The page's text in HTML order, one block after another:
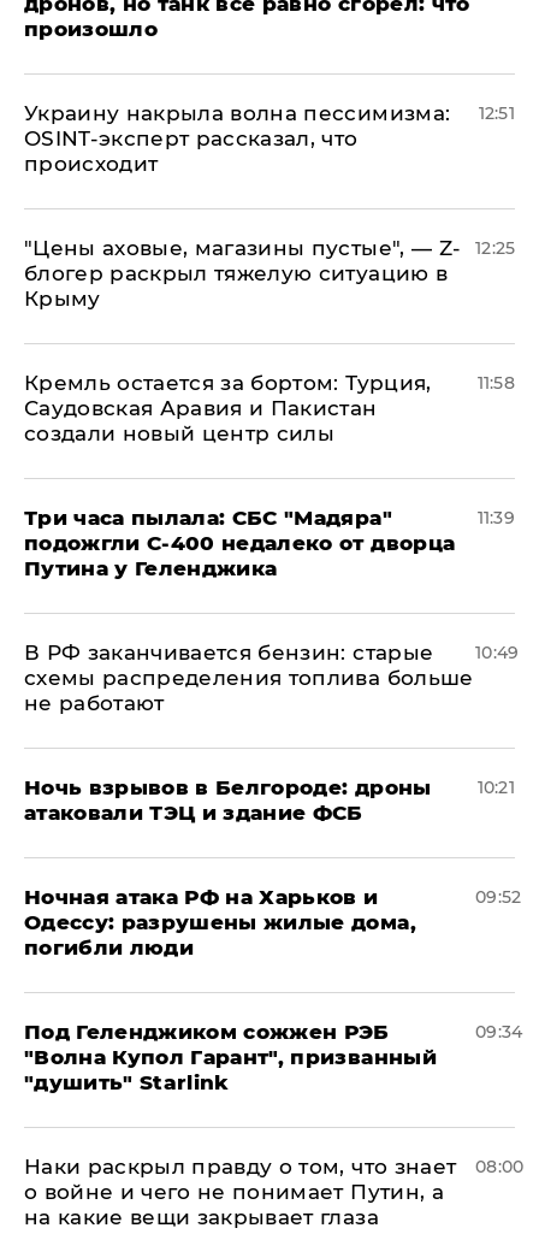
произошло
​Украину накрыла волна пессимизма:
OSINT-эксперт рассказал, что
происходит
12:51
​"Цены аховые, магазины пустые", — Z-
блогер раскрыл тяжелую ситуацию в
Крыму
12:25
​Кремль остается за бортом: Турция,
Саудовская Аравия и Пакистан
создали новый центр силы
11:58
Три часа пылала: СБС "Мадяра"
подожгли С-400 недалеко от дворца
Путина у Геленджика
11:39
​В РФ заканчивается бензин: старые
схемы распределения топлива больше
не работают
10:49
​Ночь взрывов в Белгороде: дроны
атаковали ТЭЦ и здание ФСБ
10:21
​Ночная атака РФ на Харьков и
Одессу: разрушены жилые дома,
погибли люди
09:52
Под Геленджиком сожжен РЭБ
"Волна Купол Гарант", призванный
"душить" Starlink
09:34
Наки раскрыл правду о том, что знает
о войне и чего не понимает Путин, а
на какие вещи закрывает глаза
08:00